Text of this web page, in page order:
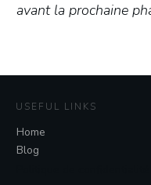
avant la prochaine
USEFUL LINKS
Home
Blog